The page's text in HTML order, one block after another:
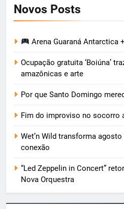
Novos Posts
Arena Guaraná Antarctica
Ocupação gratuita ‘Boiúna’
amazônicas e arte
Por que Santo Domingo
Fim do improviso no socorro
Wet’n Wild transforma
conexão
“Led Zeppelin in Concert”
Nova Orquestra